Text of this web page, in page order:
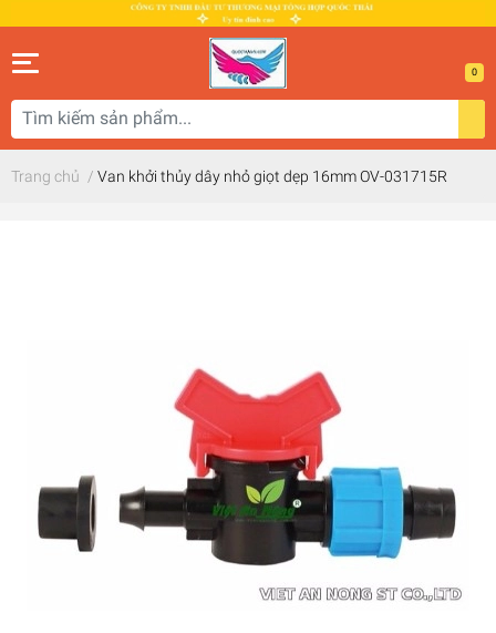
0
Trang chủ / Van khởi thủy dây nhỏ giọt dẹp 16mm OV-031715R